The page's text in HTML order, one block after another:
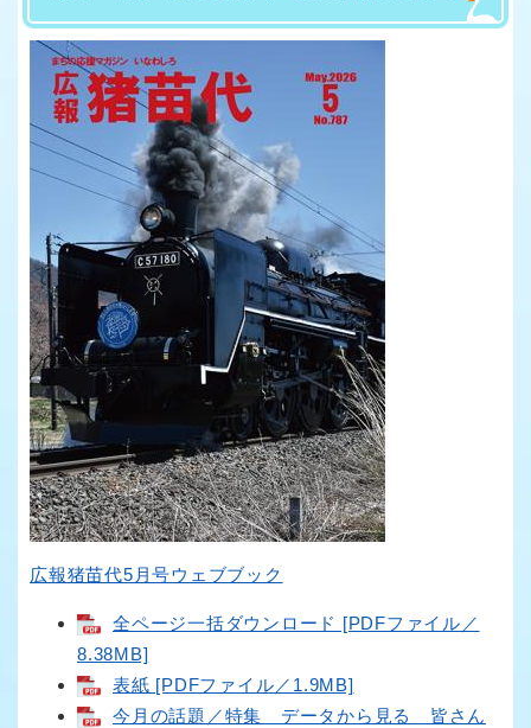
広報猪苗代5月号ウェブブック
全ページ一括ダウンロード [PDFファイル／
8.38MB]
表紙 [PDFファイル／1.9MB]
今月の話題／特集 データから見る 皆さん